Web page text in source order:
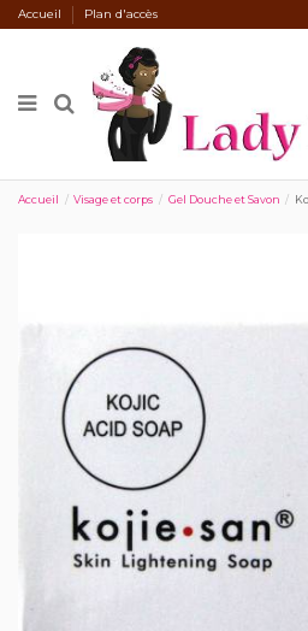
Accueil Plan d'accès
Accueil Visage et corps Gel Douche et Savon